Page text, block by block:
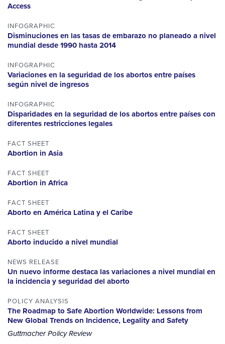
Access
INFOGRAPHIC
Disminuciones en las tasas de embarazo no planeado a nivel
mundial desde 1990 hasta 2014
INFOGRAPHIC
Variaciones en la seguridad de los abortos entre países
según nivel de ingresos
INFOGRAPHIC
Disparidades en la seguridad de los abortos entre países con
diferentes restricciones legales
FACT SHEET
Abortion in Asia
FACT SHEET
Abortion in Africa
FACT SHEET
Aborto en América Latina y el Caribe
FACT SHEET
Aborto inducido a nivel mundial
NEWS RELEASE
Un nuevo informe destaca las variaciones a nivel mundial en
la incidencia y seguridad del aborto
POLICY ANALYSIS
The Roadmap to Safe Abortion Worldwide: Lessons from
New Global Trends on Incidence, Legality and Safety
Guttmacher Policy Review